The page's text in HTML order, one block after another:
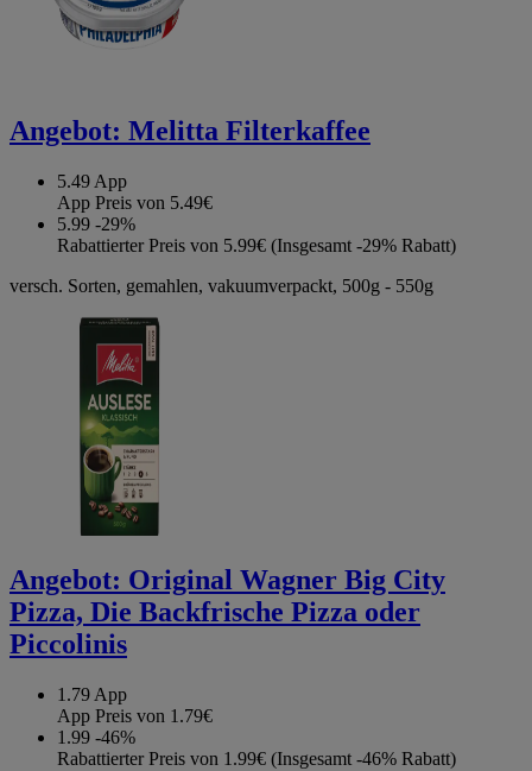
Angebot: Melitta Filterkaffee
5.49 App
App Preis von 5.49€
5.99 -29%
Rabattierter Preis von 5.99€ (Insgesamt -29% Rabatt)
versch. Sorten, gemahlen, vakuumverpackt, 500g - 550g
Angebot: Original Wagner Big City
Pizza, Die Backfrische Pizza oder
Piccolinis
1.79 App
App Preis von 1.79€
1.99 -46%
Rabattierter Preis von 1.99€ (Insgesamt -46% Rabatt)